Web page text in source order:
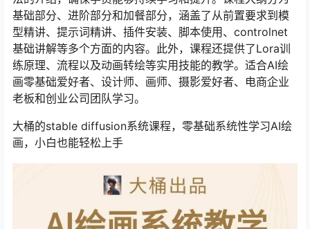
基础部分、进阶部分和加餐部分，涵盖了从前置要求到模
型精讲、提示词精讲、插件安装、脚本使用、controlnet
基础讲解等多个方面的内容。此外，课程还提供了Lora训
练原理、流程以及动画转绘等实用技能的教学。适合AI绘
画零基础爱好者、设计师、画师、摄影爱好者、电商企业
老板和创业公司团队学习。
大桶的stable diffusion系统课程，零基础系统性学习AI绘
画，小白也能轻松上手